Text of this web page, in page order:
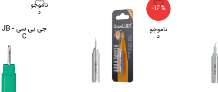
-16%
ناموجو
د
ناموجو
د
جی بی سی - JB
C